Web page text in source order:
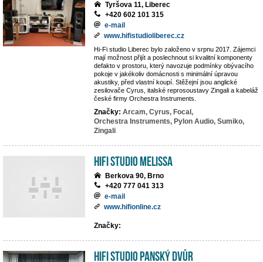
Tyršova 11, Liberec
+420 602 101 315
e-mail
www.hifistudioliberec.cz
Hi-Fi studio Liberec bylo založeno v srpnu 2017. Zájemci
mají možnost přijít a poslechnout si kvalitní komponenty
defakto v prostoru, který navozuje podmínky obývacího
pokoje v jakékoliv domácnosti s minimální úpravou
akustiky, před vlastní koupí. Stěžejní jsou anglické
zesilovače Cyrus, italské reprosoustavy Zingali a kabeláž
české firmy Orchestra Instruments.
Značky: Arcam, Cyrus, Focal,
Orchestra Instruments, Pylon Audio, Sumiko,
Zingali
Hifi studio MeLiSSA
Berkova 90, Brno
+420 777 041 313
e-mail
www.hifionline.cz
Značky:
Hifi Studio Panský Dvůr